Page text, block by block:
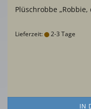
Plüschrobbe „Robbie,
Lieferzeit: 2-3 Tage
IN